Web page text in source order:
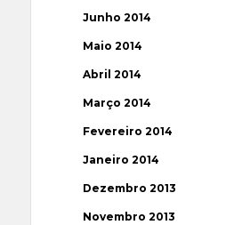
Junho 2014
Maio 2014
Abril 2014
Março 2014
Fevereiro 2014
Janeiro 2014
Dezembro 2013
Novembro 2013